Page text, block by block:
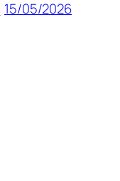
15/05/2026